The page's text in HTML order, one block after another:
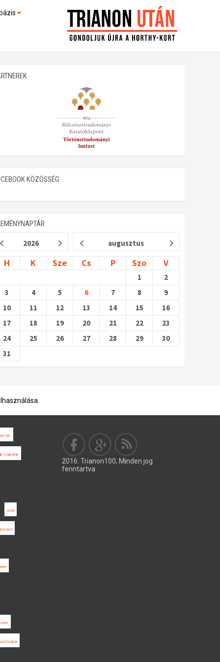
(feltöltés alatt)
KÖZÖSSÉG
2026 augusztus
H K Sze Cs P Szo V
1
2
3
4 5 6 7 8
9
10
11 12 13 14 15
16
17
18 19 20 21 22
23
24
25 26 27 28 29
30
31
28.
csapatok
USA
Oszkár
2016. Trianon100, Minden jog
fenntartva